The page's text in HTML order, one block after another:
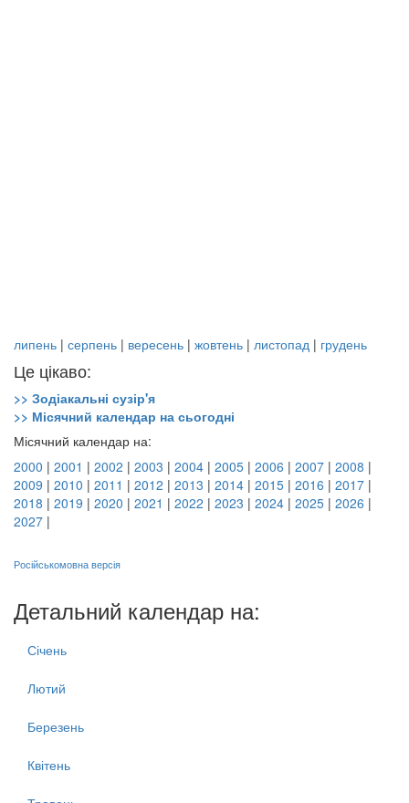
липень | серпень | вересень | жовтень | листопад | грудень
Це цікаво:
>> Зодіакальні сузір'я
>> Місячний календар на сьогодні
Місячний календар на:
2000 | 2001 | 2002 | 2003 | 2004 | 2005 | 2006 | 2007 | 2008 |
2009 | 2010 | 2011 | 2012 | 2013 | 2014 | 2015 | 2016 | 2017 |
2018 | 2019 | 2020 | 2021 | 2022 | 2023 | 2024 | 2025 | 2026 |
2027 |
Російськомовна версія
Детальний календар на:
Січень
Лютий
Березень
Квітень